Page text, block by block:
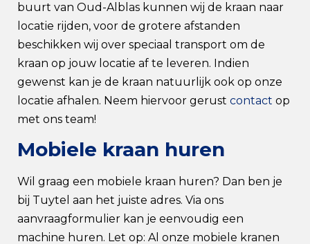
buurt van Oud-Alblas kunnen wij de kraan naar
locatie rijden, voor de grotere afstanden
beschikken wij over speciaal transport om de
kraan op jouw locatie af te leveren. Indien
gewenst kan je de kraan natuurlijk ook op onze
locatie afhalen. Neem hiervoor gerust contact op
met ons team!
Mobiele kraan huren
Wil graag een mobiele kraan huren? Dan ben je
bij Tuytel aan het juiste adres. Via ons
aanvraagformulier kan je eenvoudig een
machine huren. Let op: Al onze mobiele kranen